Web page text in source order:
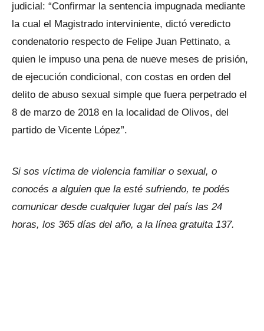
judicial: “Confirmar la sentencia impugnada mediante
la cual el Magistrado interviniente, dictó veredicto
condenatorio respecto de Felipe Juan Pettinato, a
quien le impuso una pena de nueve meses de prisión,
de ejecución condicional, con costas en orden del
delito de abuso sexual simple que fuera perpetrado el
8 de marzo de 2018 en la localidad de Olivos, del
partido de Vicente López”.
Si sos víctima de violencia familiar o sexual, o
conocés a alguien que la esté sufriendo, te podés
comunicar desde cualquier lugar del país las 24
horas, los 365 días del año, a la línea gratuita 137.